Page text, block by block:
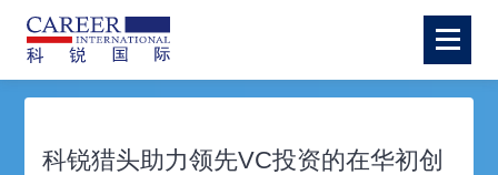
科锐猎头助力领先VC投资的在华初创